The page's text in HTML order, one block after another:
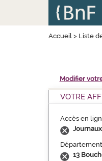
Accueil> Liste
Modifier
VOTRE
Accès en
13
Panneau de gestion des cookies